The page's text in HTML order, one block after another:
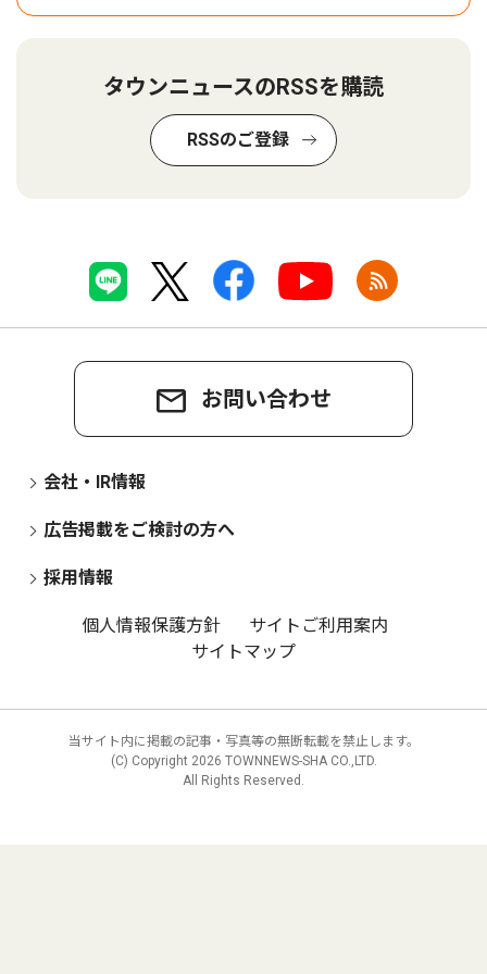
タウンニュースのRSSを購読
RSSのご登録
お問い合わせ
会社・IR情報
広告掲載をご検討の方へ
採用情報
個人情報保護方針
サイトご利用案内
サイトマップ
当サイト内に掲載の記事・写真等の無断転載を禁止します。
(C) Copyright 2026 TOWNNEWS-SHA CO.,LTD.
All Rights Reserved.